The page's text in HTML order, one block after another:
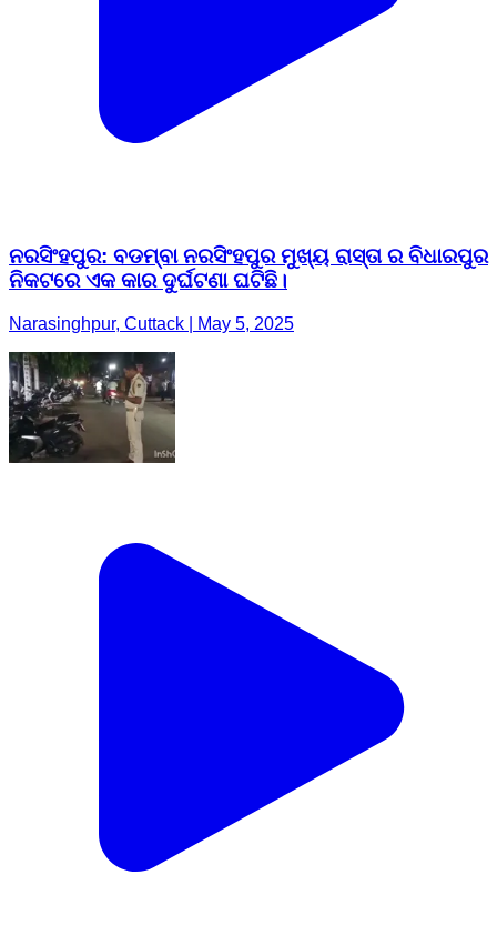
ନରସିଂହପୁର: ବଡମ୍ବା ନରସିଂହପୁର ମୁଖ୍ୟ ରାସ୍ତା ର ବିଧାରପୁର
ନିକଟରେ ଏକ କାର ଦୁର୍ଘଟଣା ଘଟିଛି।
Narasinghpur, Cuttack | May 5, 2025